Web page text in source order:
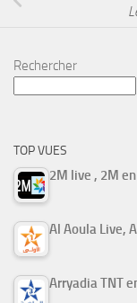
Rechercher
TOP VUES
2M live , 2M
Al Aoula Live,
Arryadia TNT